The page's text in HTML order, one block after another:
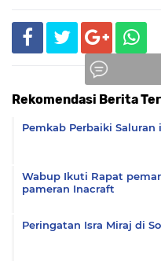
Rekomendasi Berita
Pemkab Perbaiki Saluran
Wabup Ikuti Rapat
pameran Inacraft
Peringatan Isra Miraj di